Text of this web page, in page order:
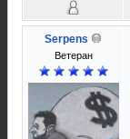
Serpens
Ветеран